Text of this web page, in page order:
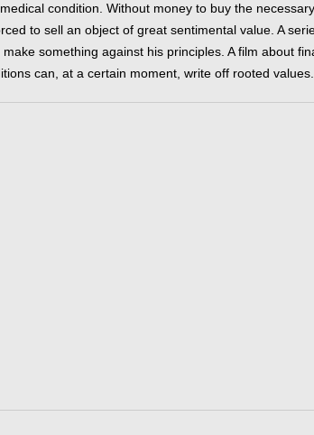
condition. Without money to buy the
to sell an object of great sentimental value. A
something against his principles. A film about
can, at a certain moment, write off rooted